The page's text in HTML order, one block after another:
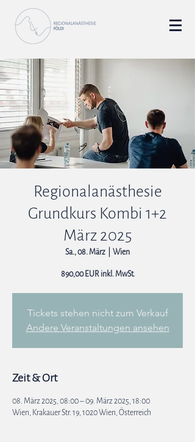
Regionalanästhesie
Grundkurs Kombi 1+2
März 2025
Sa., 08. März Wien
890,00 EUR inkl. MwSt.
Tickets stehen nicht zum Verkauf
Andere Veranstaltungen ansehen
Zeit & Ort
08. März 2025, 08:00 – 09. März 2025, 18:00
Wien, Krakauer Str. 19, 1020 Wien, Österreich